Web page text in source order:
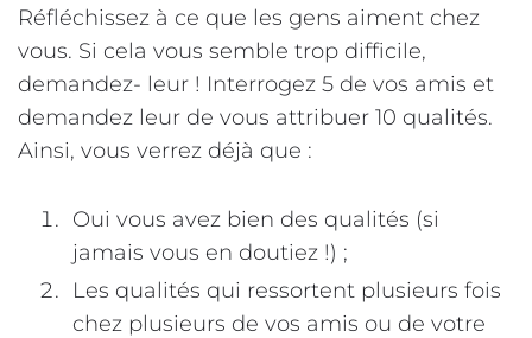
Réfléchissez à ce que les gens aiment chez
vous. Si cela vous semble trop difficile,
demandez- leur ! Interrogez 5 de vos amis et
demandez leur de vous attribuer 10 qualités.
Ainsi, vous verrez déjà que :
Oui vous avez bien des qualités (si
jamais vous en doutiez !) ;
Les qualités qui ressortent plusieurs fois
chez plusieurs de vos amis ou de votre